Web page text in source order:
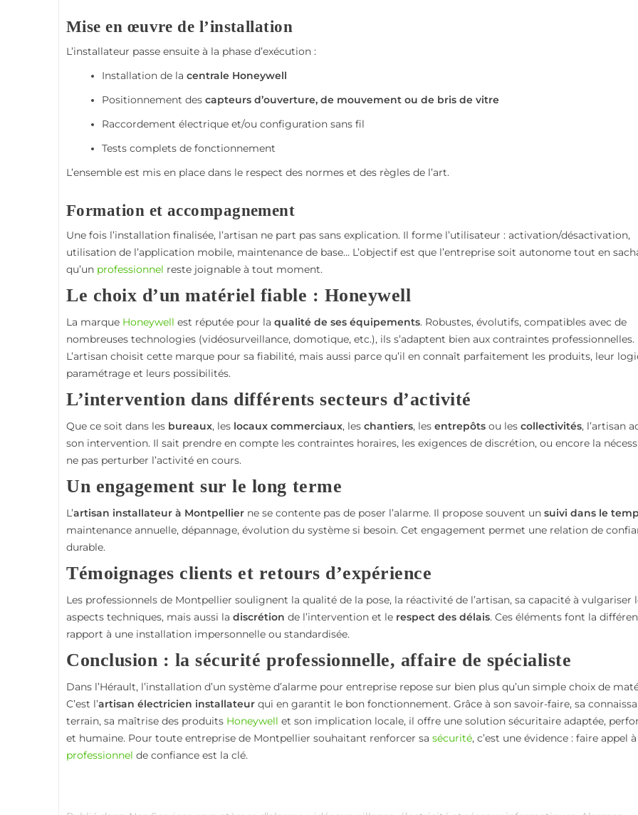
Mise en œuvre de l’installation
L’installateur passe ensuite à la phase d’exécution :
Installation de la centrale Honeywell
Positionnement des capteurs d’ouverture, de mouvement ou de bris de vitre
Raccordement électrique et/ou configuration sans fil
Tests complets de fonctionnement
L’ensemble est mis en place dans le respect des normes et des règles de l’art.
Formation et accompagnement
Une fois l’installation finalisée, l’artisan ne part pas sans explication. Il forme l’utilisateur : activation/désactivation,
utilisation de l’application mobile, maintenance de base… L’objectif est que l’entreprise soit autonome tout en
qu’un professionnel reste joignable à tout moment.
Le choix d’un matériel fiable : Honeywell
La marque Honeywell est réputée pour la qualité de ses équipements. Robustes, évolutifs, compatibles avec de
nombreuses technologies (vidéosurveillance, domotique, etc.), ils s’adaptent bien aux contraintes professionnelles.
L’artisan choisit cette marque pour sa fiabilité, mais aussi parce qu’il en connaît parfaitement les produits, leur
paramétrage et leurs possibilités.
L’intervention dans différents secteurs d’activité
Que ce soit dans les bureaux, les locaux commerciaux, les chantiers, les entrepôts ou les collectivités, l’artisan
son intervention. Il sait prendre en compte les contraintes horaires, les exigences de discrétion, ou encore la
ne pas perturber l’activité en cours.
Un engagement sur le long terme
L’artisan installateur à Montpellier ne se contente pas de poser l’alarme. Il propose souvent un suivi dans le
maintenance annuelle, dépannage, évolution du système si besoin. Cet engagement permet une relation de
durable.
Témoignages clients et retours d’expérience
Les professionnels de Montpellier soulignent la qualité de la pose, la réactivité de l’artisan, sa capacité à vulgariser
aspects techniques, mais aussi la discrétion de l’intervention et le respect des délais. Ces éléments font la
rapport à une installation impersonnelle ou standardisée.
Conclusion : la sécurité professionnelle, affaire de spécialiste
Dans l’Hérault, l’installation d’un système d’alarme pour entreprise repose sur bien plus qu’un simple choix de
C’est l’artisan électricien installateur qui en garantit le bon fonctionnement. Grâce à son savoir-faire, sa
terrain, sa maîtrise des produits Honeywell et son implication locale, il offre une solution sécuritaire adaptée,
et humaine. Pour toute entreprise de Montpellier souhaitant renforcer sa sécurité, c’est une évidence : faire appel
professionnel de confiance est la clé.